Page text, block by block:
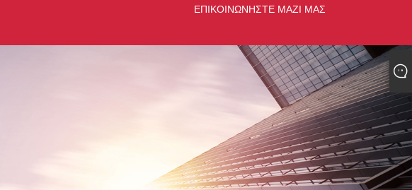
ΕΠΙΚΟΙΝΩΝΉΣΤΕ ΜΑΖΊ ΜΑΣ